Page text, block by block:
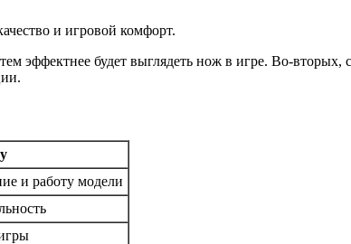
и игровой комфорт.
эффектнее будет выглядеть нож в игре. Во-вторых,
и работу модели